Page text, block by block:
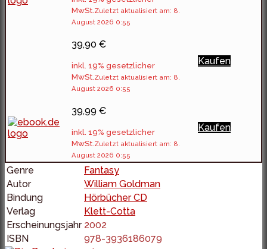
MwSt. Zuletzt aktualisiert am: 8.
August 2026 0:55
39,90 €
inkl. 19% gesetzlicher
MwSt. Zuletzt aktualisiert am: 8.
August 2026 0:55
Kaufen
39,99 €
inkl. 19% gesetzlicher
MwSt. Zuletzt aktualisiert am: 8.
August 2026 0:55
Kaufen
Genre
Fantasy
Autor
William Goldman
Bindung
Hörbücher CD
Verlag
Klett-Cotta
Erscheinungsjahr 2002
ISBN
978-3936186079